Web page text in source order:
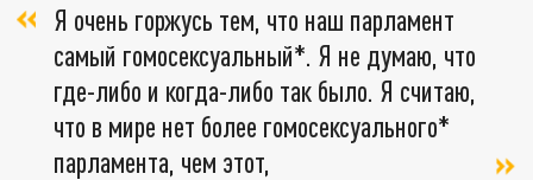
Я очень горжусь тем, что наш парламент
самый гомосексуальный*. Я не думаю, что
где-либо и когда-либо так было. Я считаю,
что в мире нет более гомосексуального*
парламента, чем этот,